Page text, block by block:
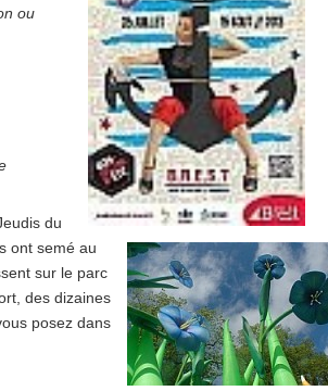
ou
du
ont semé au
sur le parc
des dizaines
posez dans